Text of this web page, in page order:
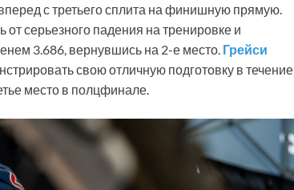
с третьего сплита на финишную прямую.
от серьезного падения на тренировке и
3.686, вернувшись на 2-е место. Грейси
свою отличную подготовку в течение
место в полцфинале.